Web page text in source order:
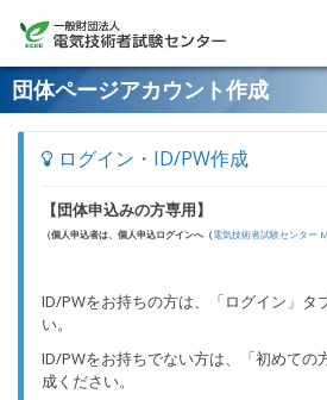
団体ページアカウント作成
ログイン・ID/PW作成
【団体申込みの方専用】
（個人申込者は、個人申込ログインへ（電気技術者試験センタ
ID/PWをお持ちの方は、「ログイン」タ
い。
ID/PWをお持ちでない方は、「初めての
成ください。